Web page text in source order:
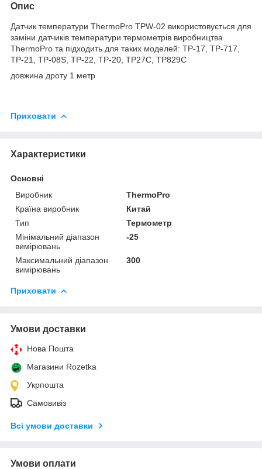
Опис
Датчик температури ThermoPro TPW-02 використовується для
заміни датчиків температури термометрів виробництва
ThermoPro та підходить для таких моделей: TP-17, TP-717,
TP-21, TP-08S, TP-22, TP-20, TP27C, TP829C
довжина дроту 1 метр
Приховати
Характеристики
Основні
Виробник
ThermoPro
Країна виробник
Китай
Тип
Термометр
Мінімальний діапазон
вимірювань
-25
Максимальний діапазон
вимірювань
300
Приховати
Умови доставки
Нова Пошта
Магазини Rozetka
Укрпошта
Самовивіз
Всі умови доставки
Умови оплати